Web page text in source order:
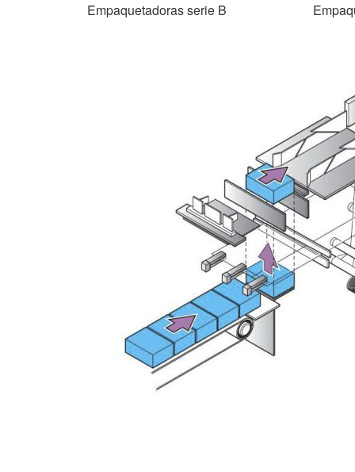
Empaquetadoras serie B